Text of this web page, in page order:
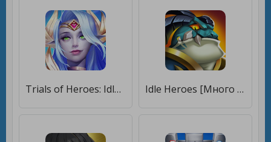
Trials of Heroes: Idle RPG [Много монет] Idle Heroes [Много денег]